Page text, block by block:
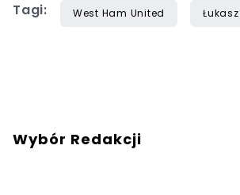
Tagi: West Ham United
Wybór Redakcji